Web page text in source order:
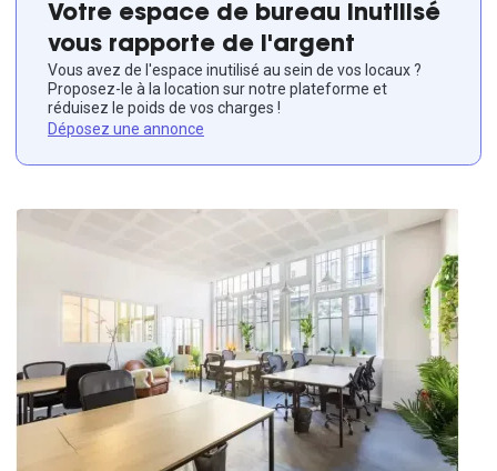
Votre espace de bureau inutilisé
vous rapporte de l'argent
Vous avez de l'espace inutilisé au sein de vos locaux ?
Proposez-le à la location sur notre plateforme et
réduisez le poids de vos charges !
Déposez une annonce